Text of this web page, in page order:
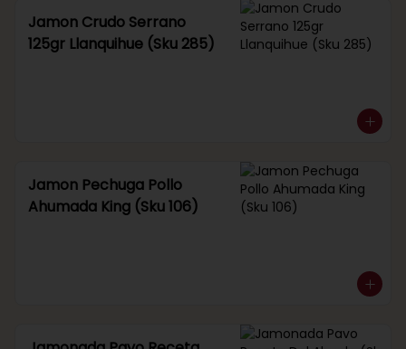
Jamon Crudo Serrano
125gr Llanquihue (Sku 285)
Jamon Pechuga Pollo
Ahumada King (Sku 106)